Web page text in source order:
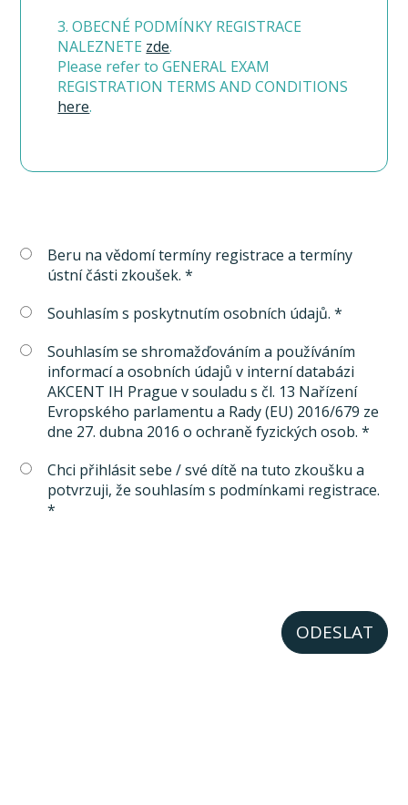
3. OBECNÉ PODMÍNKY REGISTRACE
NALEZNETE zde.
Please refer to GENERAL EXAM
REGISTRATION TERMS AND CONDITIONS
here.
Beru na vědomí termíny registrace a termíny
ústní části zkoušek. *
Souhlasím s poskytnutím osobních údajů. *
Souhlasím se shromažďováním a používáním
informací a osobních údajů v interní databázi
AKCENT IH Prague v souladu s čl. 13 Nařízení
Evropského parlamentu a Rady (EU) 2016/679 ze
dne 27. dubna 2016 o ochraně fyzických osob. *
Chci přihlásit sebe / své dítě na tuto zkoušku a
potvrzuji, že souhlasím s podmínkami registrace.
*